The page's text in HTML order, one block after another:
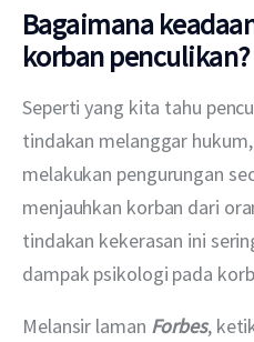
Bagaimana
korban penculikan?
Seperti yang kita tahu
tindakan melanggar
melakukan pengurungan
menjauhkan korban dari
tindakan kekerasan ini
dampak psikologi pada
Melansir laman Forbes,